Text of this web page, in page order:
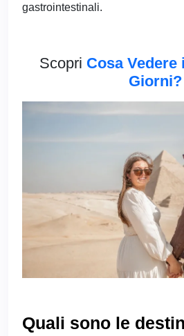
gastrointestinali.
Scopri Cosa
Giorni?
Quali sono le